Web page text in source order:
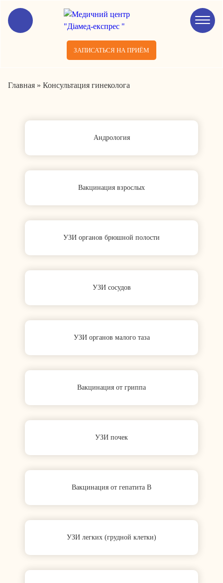
ЗАПИСАТЬСЯ НА ПРИЁМ
Главная » Консультация гинеколога
Андрология
Вакцинация взрослых
УЗИ органов брюшной полости
УЗИ сосудов
УЗИ органов малого таза
Вакцинация от гриппа
УЗИ почек
Вакцинация от гепатита B
УЗИ легких (грудной клетки)